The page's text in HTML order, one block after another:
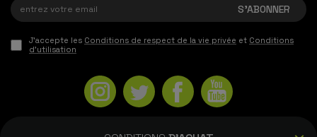
J'accepte les Conditions de respect de la vie privée et Conditions
d'utilisation